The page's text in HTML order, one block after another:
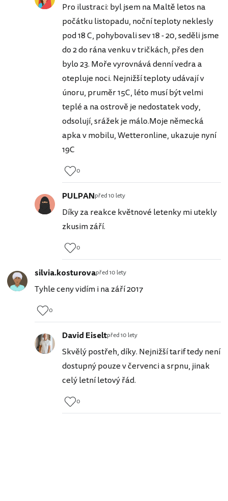
Pro ilustraci: byl jsem na Maltě letos na
počátku listopadu, noční teploty neklesly
pod 18 C, pohybovali sev 18 - 20, seděli jsme
do 2 do rána venku v tričkách, přes den
bylo 23. Moře vyrovnává denní vedra a
otepluje noci. Nejnižší teploty udávají v
únoru, pruměr 15C, léto musí být velmi
teplé a na ostrově je nedostatek vody,
odsolují, srážek je málo.Moje německá
apka v mobilu, Wetteronline, ukazuje nyní
19C
0
PULPANpřed 10 lety
Díky za reakce květnové letenky mi utekly
zkusim září.
0
silvia.kosturovapřed 10 lety
Tyhle ceny vidím i na září 2017
0
David Eiseltpřed 10 lety
Skvělý postřeh, díky. Nejnižší tarif tedy není
dostupný pouze v červenci a srpnu, jinak
celý letní letový řád.
0